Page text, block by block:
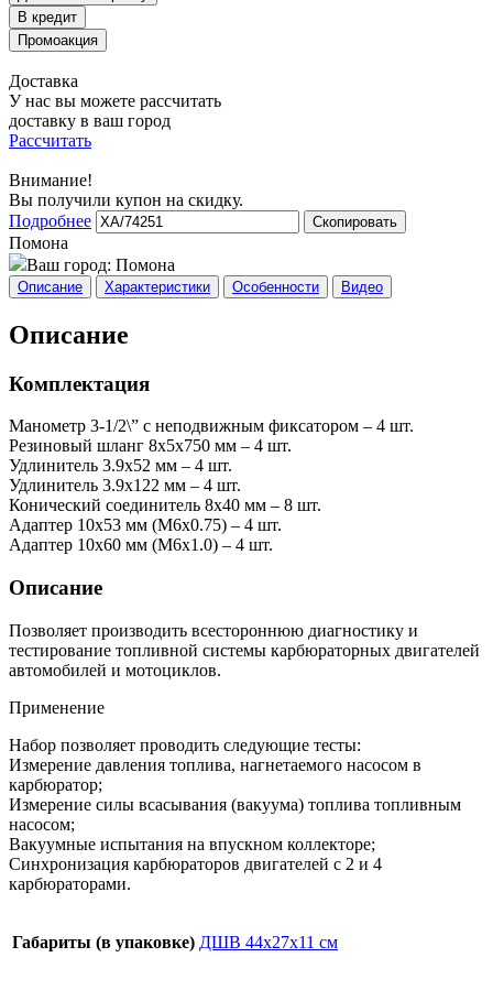
Доставка
У нас вы можете рассчитать
доставку в ваш город
Рассчитать
Внимание!
Вы получили купон на скидку.
Подробнее
Скопировать
Помона
Ваш город: Помона
Описание Характеристики Особенности Видео
Описание
Комплектация
Манометр 3-1/2\” с неподвижным фиксатором – 4 шт.
Резиновый шланг 8х5х750 мм – 4 шт.
Удлинитель 3.9х52 мм – 4 шт.
Удлинитель 3.9х122 мм – 4 шт.
Конический соединитель 8х40 мм – 8 шт.
Адаптер 10х53 мм (М6х0.75) – 4 шт.
Адаптер 10х60 мм (М6х1.0) – 4 шт.
Описание
Позволяет производить всестороннюю диагностику и
тестирование топливной системы карбюраторных двигателей
автомобилей и мотоциклов.
Применение
Набор позволяет проводить следующие тесты:
Измерение давления топлива, нагнетаемого насосом в
карбюратор;
Измерение силы всасывания (вакуума) топлива топливным
насосом;
Вакуумные испытания на впускном коллекторе;
Синхронизация карбюраторов двигателей с 2 и 4
карбюраторами.
Габариты (в упаковке) ДШВ 44х27х11 см